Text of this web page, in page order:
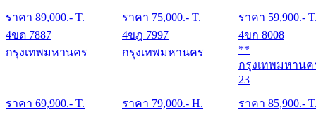
ราคา 89,000.- T.
ราคา 75,000.- T. ราคา 59,900.-
4ขด 7887
กรุงเทพมหานคร
ราคา 69,900.- T.
4ขฎ 7997
กรุงเทพมหานคร
ราคา 79,000.- H.
4ขก 8008
**
กรุงเทพมหานค
23
ราคา 85,900.-